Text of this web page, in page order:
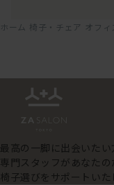
ホーム 椅子・チェア オフ
最高の一脚に出会いたい
専門スタッフがあなたの
椅子選びをサポートいた